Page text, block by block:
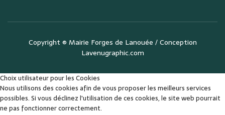
Copyright © Mairie Forges de Lanouée / Conception
Lavenugraphic.com
Choix utilisateur pour les Cookies
Nous utilisons des cookies afin de vous proposer les meilleurs services
possibles. Si vous déclinez l'utilisation de ces cookies, le site web pourrait
ne pas fonctionner correctement.